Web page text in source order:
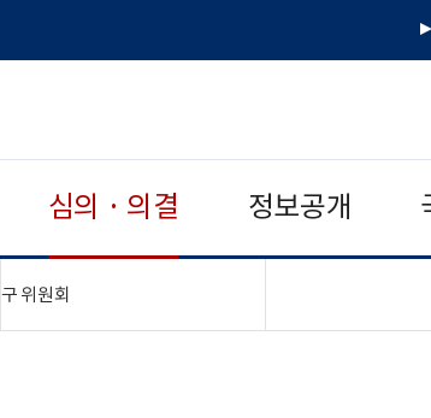
유
심의 · 의결 정보공개
구 위원회